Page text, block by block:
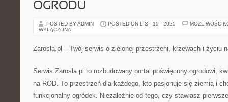
OGRODU
POSTED BY ADMIN POSTED ON LIS - 15 - 2025
MOŻLIWOŚĆ
WYŁĄCZONA
Zarosla.pl – Twój serwis o zielonej przestrzeni, krzewach i życiu
Serwis Zarosla.pl to rozbudowany portal poświęcony ogrodowi,
na ROD. To przestrzeń dla każdego, kto pasjonuje się ziemią i
funkcjonalny ogródek. Niezależnie od tego, czy stawiasz